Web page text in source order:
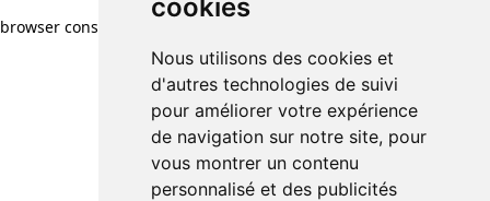
cookies
Nous utilisons des cookies et
d'autres technologies de suivi
pour améliorer votre expérience
de navigation sur notre site, pour
vous montrer un contenu
personnalisé et des publicités
browser console for more information)